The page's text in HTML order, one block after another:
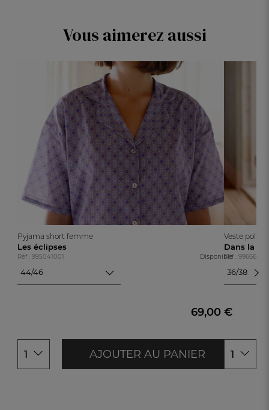
Vous aimerez aussi
Pyjama short femme
Les éclipses
Réf : 995041001 Disponible
44/46
69,00 €
1 AJOUTER AU PANIER
Veste polaire
Dans la
Réf :
36/38
1